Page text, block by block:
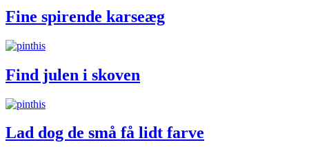
Fine spirende karseæg
Find julen i skoven
Lad dog de små få lidt farve